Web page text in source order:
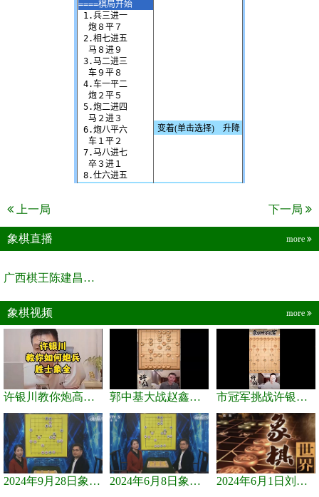
上一局 下一局
象棋直播 more
广西棋王陈建昌直播间
象棋视频 more
许银川教你炮高兵士象全如何赢士象全，简单四步即可 郭中基大战赵鑫鑫，许银川激情讲解 市冠军挑战许银川，急进中兵变化真激烈！
2024年9月28日象棋世界栏目，刘君、蒋川讲解了第九届杨官璘杯象棋... 2024年6月8日象棋世界，刘君、蒋川讲解了第九届杨官璘杯全国象棋... 2024年6月1日刘君、蒋川讲解第三届上海杯象棋大师赛谢靖与李少庚...